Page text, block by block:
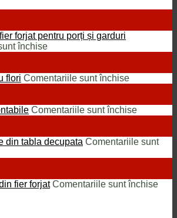
forjat pentru porți și garduri
închisepentru
fier
porți
flori Comentariile sunt închisepentru
flori
Comentariile sunt închisepentru
din tabla decupata Comentariile sunt
fier forjat Comentariile sunt închise